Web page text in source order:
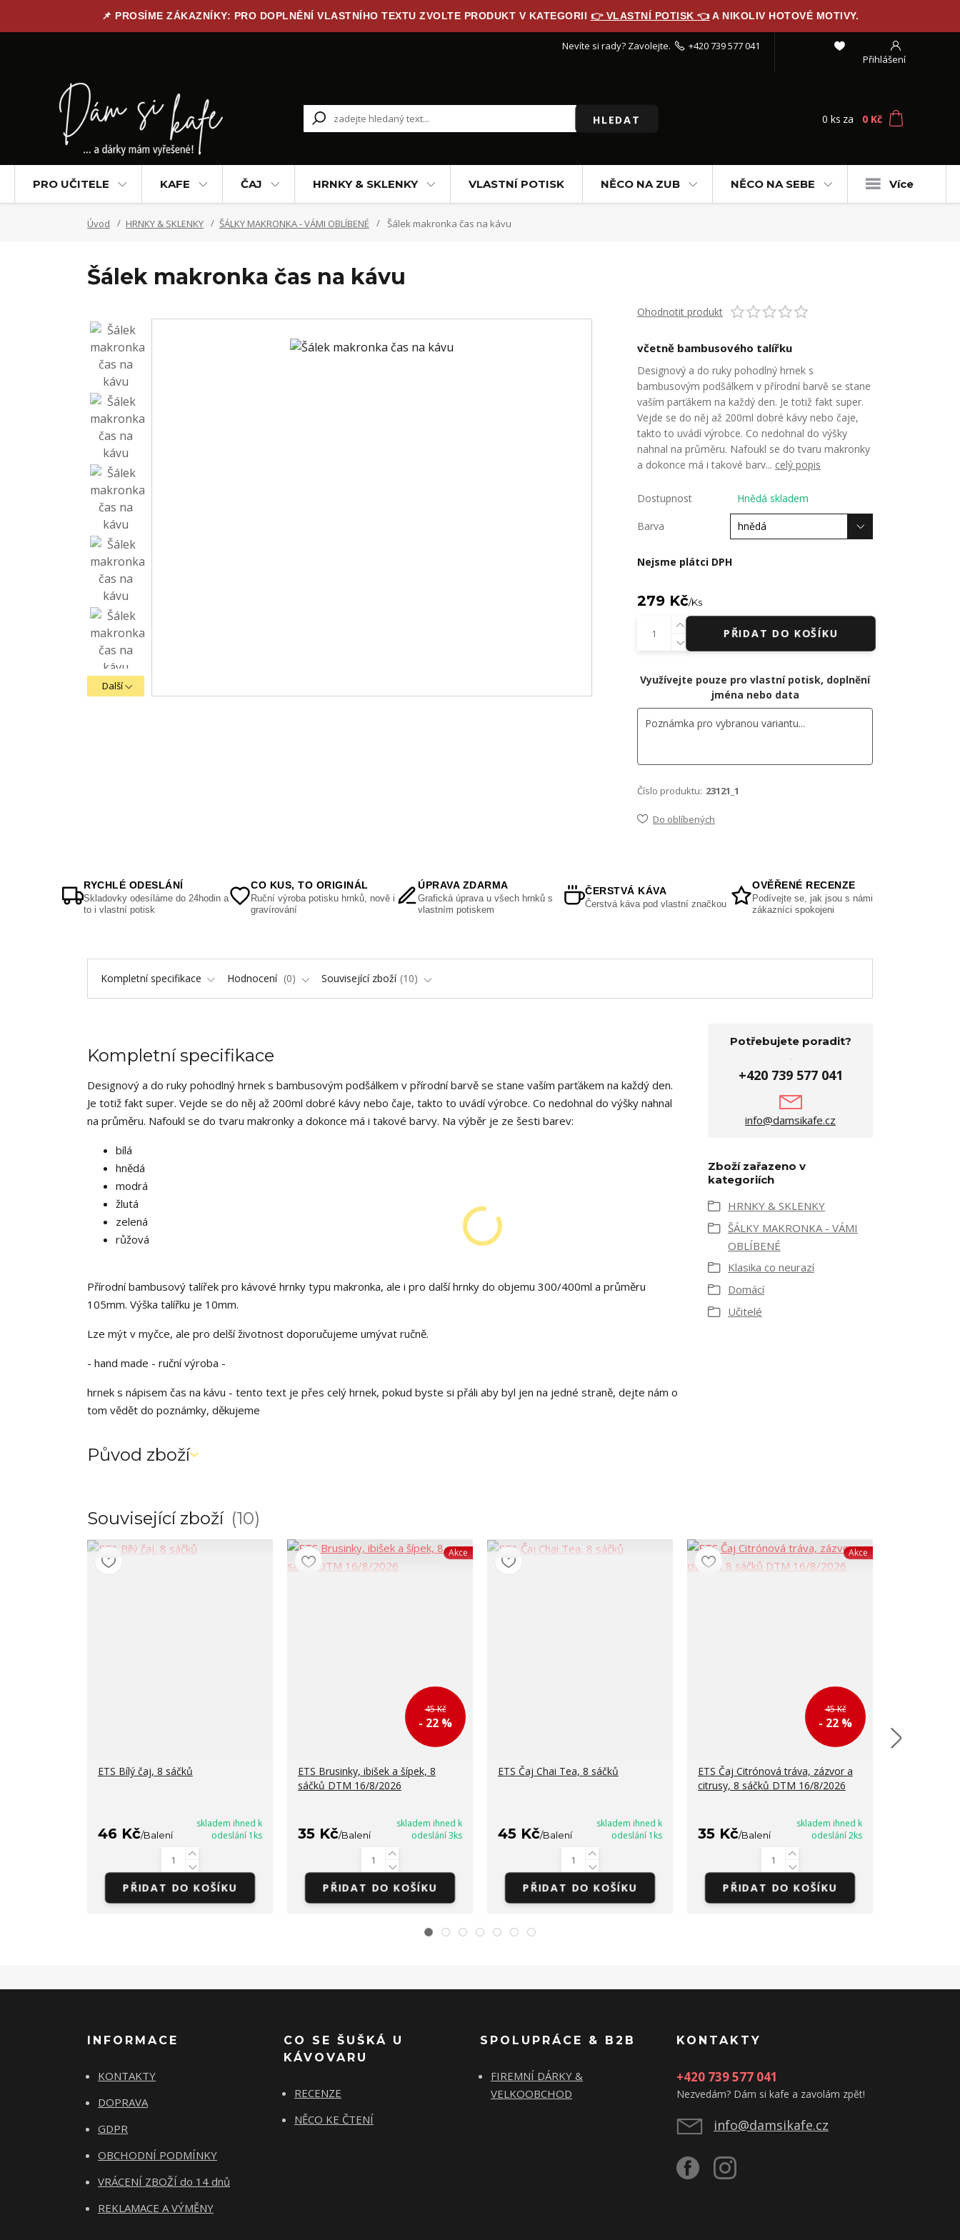
📌 PROSÍME ZÁKAZNÍKY: PRO DOPLNĚNÍ VLASTNÍHO TEXTU ZVOLTE PRODUKT V KATEGORII 👉 VLASTNÍ POTISK 👈 A NIKOLIV HOTOVÉ MOTIVY.
Přihlášení
HLEDAT
Nevíte si rady? Zavolejte. +420 739 577 041
0 ks za 0 Kč
PRO UČITELE KAFE ČAJ HRNKY & SKLENKY VLASTNÍ POTISK NĚCO NA ZUB NĚCO NA SEBE Více
Úvod HRNKY & SKLENKY ŠÁLKY MAKRONKA - VÁMI OBLÍBENÉ Šálek makronka čas na kávu
Šálek makronka čas na kávu
Další
Ohodnotit produkt
včetně bambusového talířku
Designový a do ruky pohodlný hrnek s
bambusovým podšálkem v přírodní barvě se stane
vaším parťákem na každý den. Je totiž fakt super.
Vejde se do něj až 200ml dobré kávy nebo čaje,
takto to uvádí výrobce. Co nedohnal do výšky
nahnal na průměru. Nafoukl se do tvaru makronky
a dokonce má i takové barv... celý popis
Dostupnost Hnědá skladem
Barva
Nejsme plátci DPH
279 Kč/Ks
PŘIDAT DO KOŠÍKU
Využívejte pouze pro vlastní potisk, doplnění
jména nebo data
Číslo produktu: 23121_1
Do oblíbených
RYCHLÉ ODESLÁNÍ
Skladovky odesíláme do 24hodin a
to i vlastní potisk
CO KUS, TO ORIGINÁL
Ruční výroba potisku hrnků, nově i
gravírování
ÚPRAVA ZDARMA
Grafická úprava u všech hrnků s
vlastním potiskem
ČERSTVÁ KÁVA
Čerstvá káva pod vlastní značkou
OVĚŘENÉ RECENZE
Podívejte se, jak jsou s námi
zákazníci spokojeni
Kompletní specifikace Hodnocení 0 Související zboží 10
Kompletní specifikace
Designový a do ruky pohodlný hrnek s bambusovým podšálkem v přírodní barvě se stane vaším parťákem na každý den.
Je totiž fakt super. Vejde se do něj až 200ml dobré kávy nebo čaje, takto to uvádí výrobce. Co nedohnal do výšky nahnal
na průměru. Nafoukl se do tvaru makronky a dokonce má i takové barvy. Na výběr je ze šesti barev:
bílá
hnědá
modrá
žlutá
zelená
růžová
Přírodní bambusový talířek pro kávové hrnky typu makronka, ale i pro další hrnky do objemu 300/400ml a průměru
105mm. Výška talířku je 10mm.
Lze mýt v myčce, ale pro delší životnost doporučujeme umývat ručně.
- hand made - ruční výroba -
hrnek s nápisem čas na kávu - tento text je přes celý hrnek, pokud byste si přáli aby byl jen na jedné straně, dejte nám o
tom vědět do poznámky, děkujeme
Původ zboží
Potřebujete poradit?
+420 739 577 041
info@damsikafe.cz
Zboží zařazeno v
kategoriích
HRNKY & SKLENKY
ŠÁLKY MAKRONKA - VÁMI
OBLÍBENÉ
Klasika co neurazí
Domácí
Učitelé
Související zboží 10
ETS Bílý čaj, 8 sáčků
46 Kč/Balení
skladem ihned k
odeslání 1ks
PŘIDAT DO KOŠÍKU
Akce
45 Kč
- 22 %
ETS Brusinky, ibišek a šípek, 8
sáčků DTM 16/8/2026
35 Kč/Balení
skladem ihned k
odeslání 3ks
PŘIDAT DO KOŠÍKU
ETS Čaj Chai Tea, 8 sáčků
45 Kč/Balení
skladem ihned k
odeslání 1ks
PŘIDAT DO KOŠÍKU
Akce
45 Kč
- 22 %
ETS Čaj Citrónová tráva, zázvor a
citrusy, 8 sáčků DTM 16/8/2026
35 Kč/Balení
skladem ihned k
odeslání 2ks
PŘIDAT DO KOŠÍKU
INFORMACE
KONTAKTY
DOPRAVA
GDPR
OBCHODNÍ PODMÍNKY
VRÁCENÍ ZBOŽÍ do 14 dnů
REKLAMACE A VÝMĚNY
CO SE ŠUŠKÁ U
KÁVOVARU
RECENZE
NĚCO KE ČTENÍ
SPOLUPRÁCE & B2B
FIREMNÍ DÁRKY &
VELKOOBCHOD
KONTAKTY
+420 739 577 041
Nezvedám? Dám si kafe a zavolám zpět!
info@damsikafe.cz